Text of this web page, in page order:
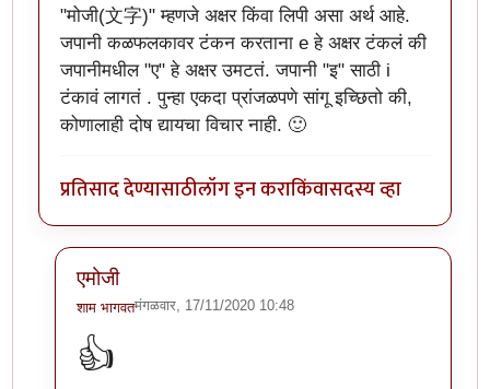
"मोजी(文字)" म्हणजे अक्षर किंवा लिपी असा अर्थ आहे.
जपानी कळफलकावर टंकन करताना e हे अक्षर टंकलं की
जपानीमधील "ए" हे अक्षर उमटतं. जपानी "इ" साठी i
टंकावं लागतं . पुन्हा एकदा प्रांजळपणे सांगू इच्छितो की,
कोणालाही दोष द्यायचा विचार नाही. 🙂
प्रतिसाद देण्यासाठीलॉग इन कराकिंवासदस्य व्हा
एमोजी
शाम भागवतमंगळवार, 17/11/2020 10:48
In reply to
👍